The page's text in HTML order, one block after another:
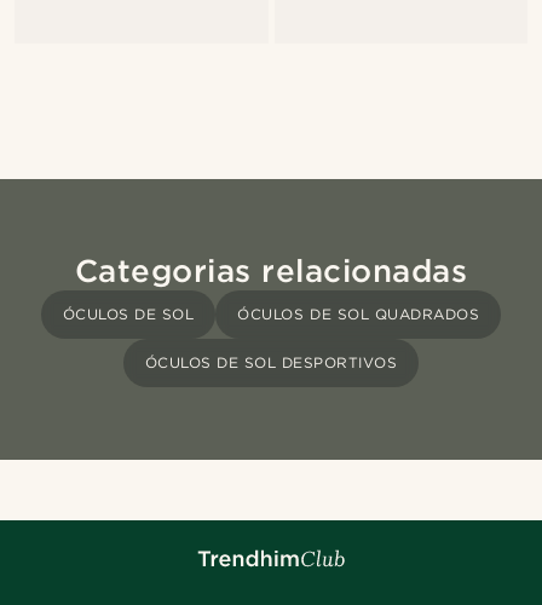
Categorias relacionadas
ÓCULOS DE SOL ÓCULOS DE SOL QUADRADOS
ÓCULOS DE SOL DESPORTIVOS